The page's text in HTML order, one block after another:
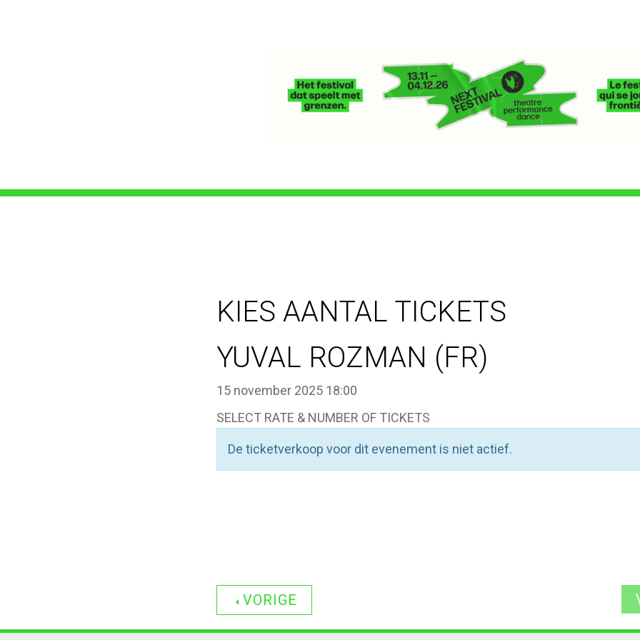
KIES AANTAL TICKETS
YUVAL ROZMAN (FR)
15 november 2025 18:00
SELECT RATE & NUMBER OF TICKETS
De ticketverkoop voor dit evenement is niet actief.
VORIGE